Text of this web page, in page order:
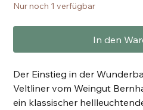
Nur noch 1 verfügbar
In den
Der Einstieg in der
Veltliner vom Weingut
ein klassischer